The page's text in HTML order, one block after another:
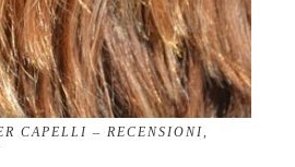
CAPELLI – RECENSIONI,